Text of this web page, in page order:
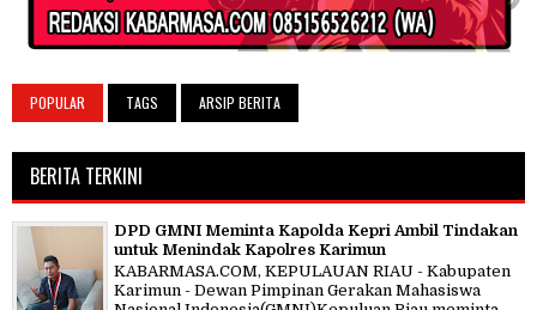
POPULAR TAGS ARSIP BERITA
BERITA TERKINI
DPD GMNI Meminta Kapolda Kepri Ambil Tindakan
untuk Menindak Kapolres Karimun
KABARMASA.COM, KEPULAUAN RIAU - Kabupaten
Karimun - Dewan Pimpinan Gerakan Mahasiswa